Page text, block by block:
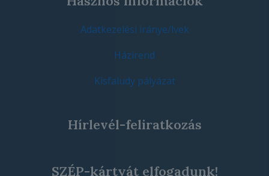
Adatkezelési iránye/lvek
Házirend
Kisfaludy pályázat
Hírlevél-feliratkozás
SZÉP-kártyát elfogadunk!